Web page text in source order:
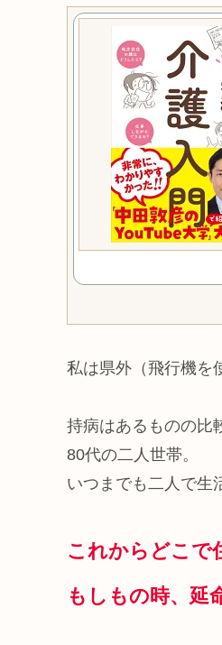
私は県外（飛行機を
持病はあるものの比
80代の二人世帯。
いつまでも二人で生
これからどこで
もしもの時、延